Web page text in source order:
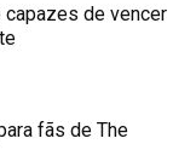
capazes de vencer
fãs de The